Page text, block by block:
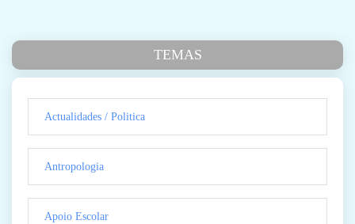
TEMAS
Actualidades / Politica
Antropologia
Apoio Escolar